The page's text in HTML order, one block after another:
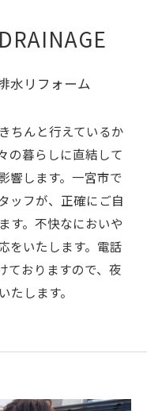
水リフォーム
ちんと行えているか
の暮らしに直結して
響します。一宮市で
ッフが、正確にご自
す。不快なにおいや
をいたします。電話
ておりますので、夜
します。